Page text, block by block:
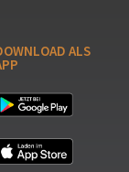
ALS